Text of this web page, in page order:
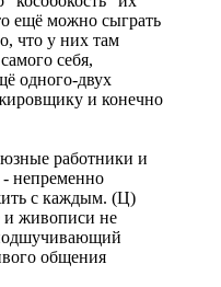
ещё можно сыграть
что у них там
себя,
одного-двух
и конечно
работники и
- непременно
с каждым. (Ц)
живописи не
общения